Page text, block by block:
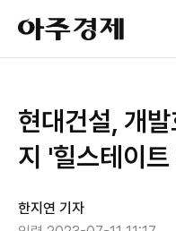
아
주
경
현대건설, 개
지 '힐스테이
한지연 기자